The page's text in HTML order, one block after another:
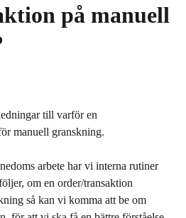
på manuell
till varför en
manuell granskning.
arbete har vi interna rutiner
om en order/transaktion
så kan vi komma att be om